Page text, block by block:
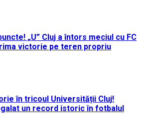
„U” Cluj a întors meciul cu FC
victorie pe teren propriu
în tricoul Universității Cluj!
un record istoric în fotbalul